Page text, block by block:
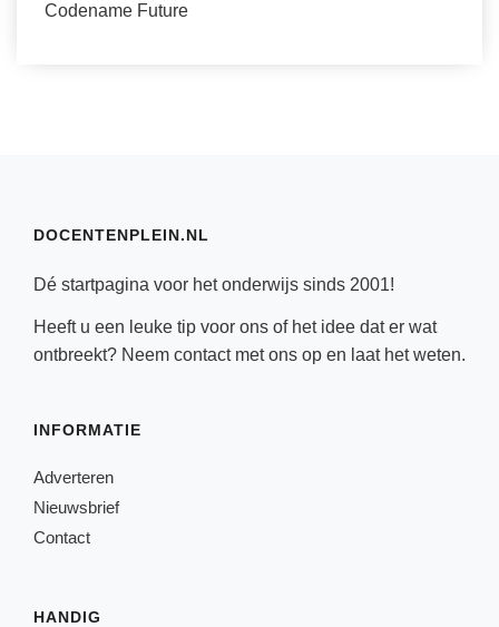
Codename Future
DOCENTENPLEIN.NL
Dé startpagina voor het onderwijs sinds 2001!
Heeft u een leuke tip voor ons of het idee dat er wat
ontbreekt? Neem contactmet ons op en laat het weten.
INFORMATIE
Adverteren
Nieuwsbrief
Contact
HANDIG